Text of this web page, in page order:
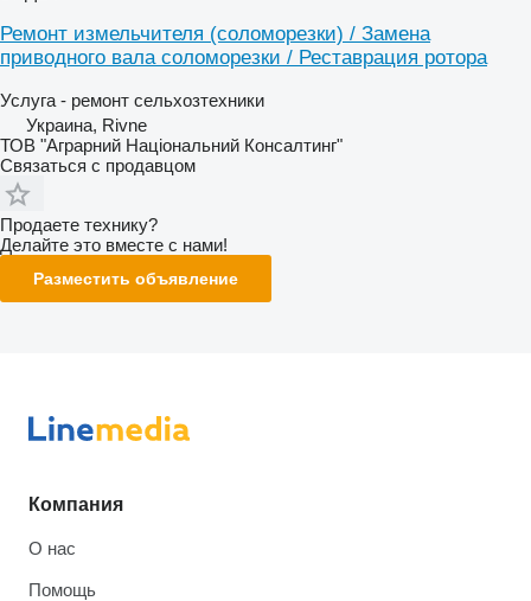
Ремонт измельчителя (соломорезки) / Замена
приводного вала соломорезки / Реставрация ротора
Услуга - ремонт сельхозтехники
Украина, Rivne
ТОВ "Аграрний Національний Консалтинг"
Связаться с продавцом
Продаете технику?
Делайте это вместе с нами!
Разместить объявление
Компания
О нас
Помощь